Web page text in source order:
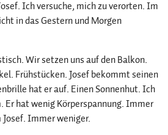
Ich versuche, mich zu verorten. Im
in das Gestern und Morgen
Wir setzen uns auf den Balkon.
Frühstücken. Josef bekommt seinen
hat er auf. Einen Sonnenhut. Ich
Er hat wenig Körperspannung. Immer
Immer weniger.